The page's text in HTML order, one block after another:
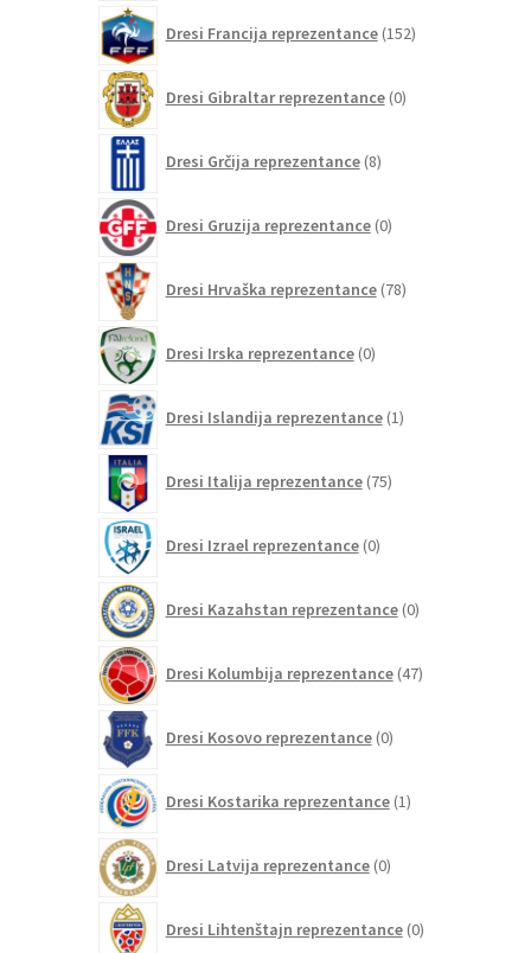
Dresi Francija reprezentance 152izdelkov
Dresi Gibraltar reprezentance 0izdelkov
Dresi Grčija reprezentance 8izdelkov
Dresi Gruzija reprezentance 0izdelkov
Dresi Hrvaška reprezentance 78izdelkov
Dresi Irska reprezentance 0izdelkov
Dresi Islandija reprezentance 1izdelek
Dresi Italija reprezentance 75izdelkov
Dresi Izrael reprezentance 0izdelkov
Dresi Kazahstan reprezentance 0izdelkov
Dresi Kolumbija reprezentance 47izdelkov
Dresi Kosovo reprezentance 0izdelkov
Dresi Kostarika reprezentance 1izdelek
Dresi Latvija reprezentance 0izdelkov
Dresi Lihtenštajn reprezentance 0izdelkov